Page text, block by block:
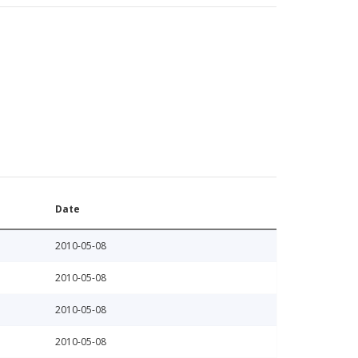
Date
2010-05-08
2010-05-08
2010-05-08
2010-05-08